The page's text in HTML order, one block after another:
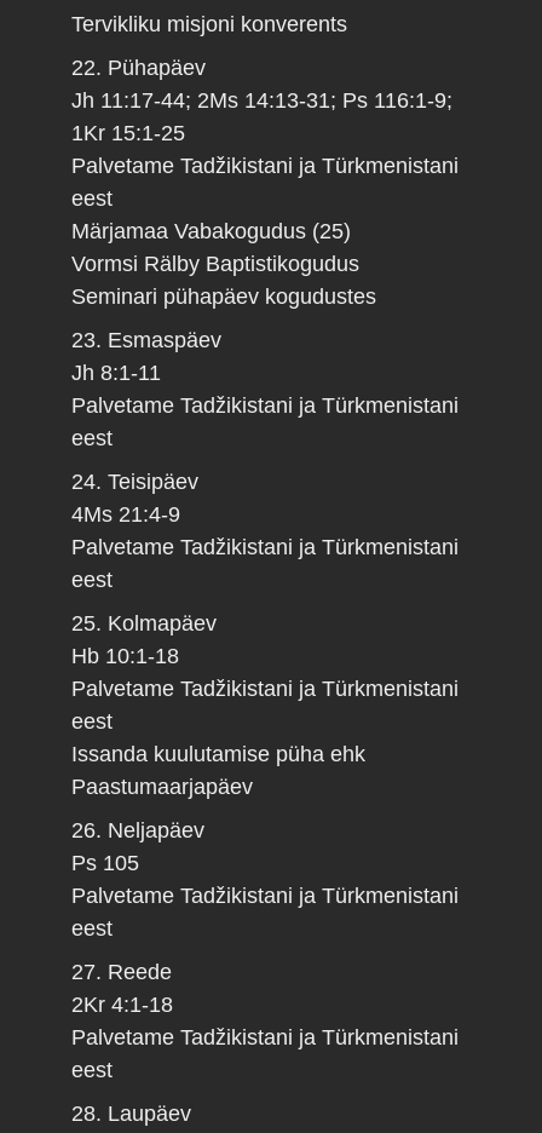
Tervikliku misjoni konverents
22. Pühapäev
Jh 11:17-44; 2Ms 14:13-31; Ps 116:1-9;
1Kr 15:1-25
Palvetame Tadžikistani ja Türkmenistani
eest
Märjamaa Vabakogudus (25)
Vormsi Rälby Baptistikogudus
Seminari pühapäev kogudustes
23. Esmaspäev
Jh 8:1-11
Palvetame Tadžikistani ja Türkmenistani
eest
24. Teisipäev
4Ms 21:4-9
Palvetame Tadžikistani ja Türkmenistani
eest
25. Kolmapäev
Hb 10:1-18
Palvetame Tadžikistani ja Türkmenistani
eest
Issanda kuulutamise püha ehk
Paastumaarjapäev
26. Neljapäev
Ps 105
Palvetame Tadžikistani ja Türkmenistani
eest
27. Reede
2Kr 4:1-18
Palvetame Tadžikistani ja Türkmenistani
eest
28. Laupäev